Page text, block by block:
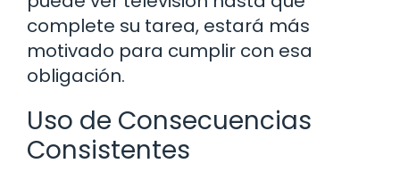
complete su tarea, estará más
motivado para cumplir con esa
obligación.
Uso de Consecuencias
Consistentes